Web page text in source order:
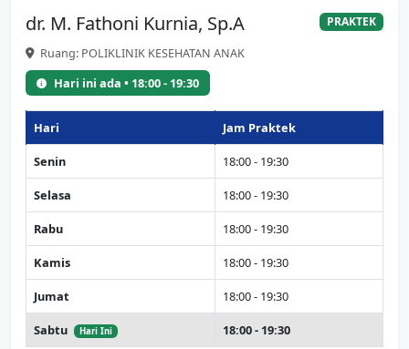
dr. M. Fathoni Kurnia, Sp.A
PRAKTEK
Ruang: POLIKLINIK KESEHATAN ANAK
Hari ini ada • 18:00 - 19:30
Hari Jam Praktek
Senin 18:00 - 19:30
Selasa 18:00 - 19:30
Rabu 18:00 - 19:30
Kamis 18:00 - 19:30
Jumat 18:00 - 19:30
Sabtu Hari Ini 18:00 - 19:30